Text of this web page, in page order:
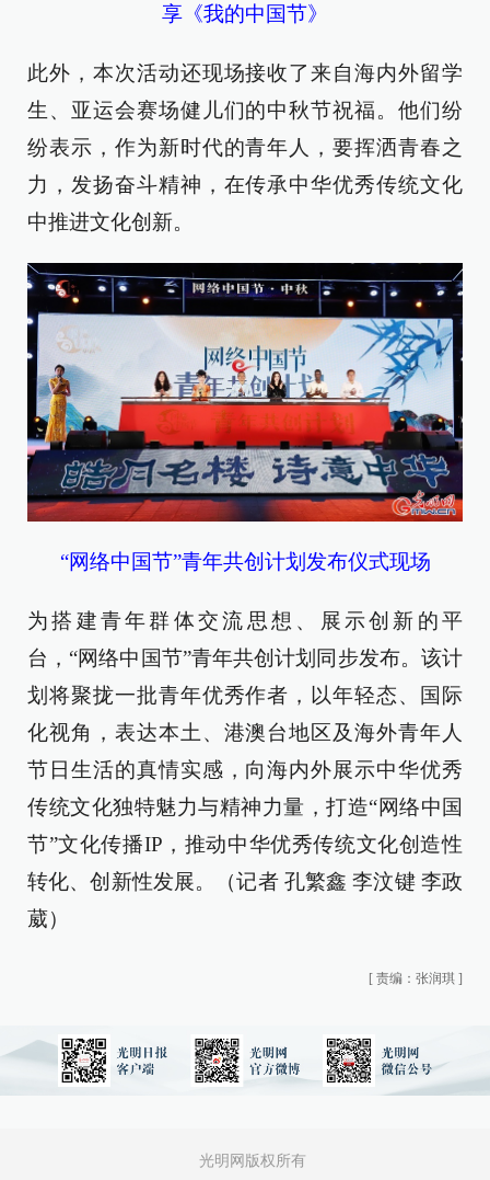
享《我的中国节》
此外，本次活动还现场接收了来自海内外留学
生、亚运会赛场健儿们的中秋节祝福。他们纷
纷表示，作为新时代的青年人，要挥洒青春之
力，发扬奋斗精神，在传承中华优秀传统文化
中推进文化创新。
“网络中国节”青年共创计划发布仪式现场
为搭建青年群体交流思想、展示创新的平
台，“网络中国节”青年共创计划同步发布。该计
划将聚拢一批青年优秀作者，以年轻态、国际
化视角，表达本土、港澳台地区及海外青年人
节日生活的真情实感，向海内外展示中华优秀
传统文化独特魅力与精神力量，打造“网络中国
节”文化传播IP，推动中华优秀传统文化创造性
转化、创新性发展。（记者 孔繁鑫 李汶键 李政
葳）
[ 责编：张润琪 ]
光明网版权所有